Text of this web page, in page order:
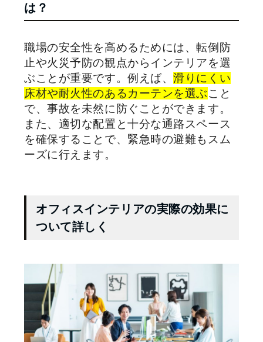
は？
職場の安全性を高めるためには、転倒防
止や火災予防の観点からインテリアを選
ぶことが重要です。例えば、滑りにくい
床材や耐火性のあるカーテンを選ぶこと
で、事故を未然に防ぐことができます。
また、適切な配置と十分な通路スペース
を確保することで、緊急時の避難もスム
ーズに行えます。
オフィスインテリアの実際の効果に
ついて詳しく